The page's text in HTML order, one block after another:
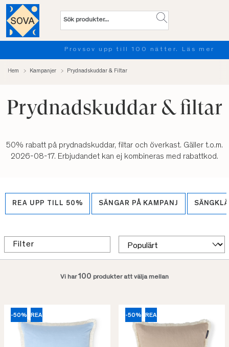
Provsov upp till 100 nätter. Läs mer
Hem Kampanjer Prydnadskuddar & Filtar
Prydnadskuddar & filtar
50% rabatt på prydnadskuddar, filtar och överkast. Gäller t.o.m.
2026-08-17. Erbjudandet kan ej kombineras med rabattkod.
REA UPP TILL 50% SÄNGAR PÅ KAMPANJ
Filter
Vi har100 produkter att välja mellan
-50% REA -50% REA